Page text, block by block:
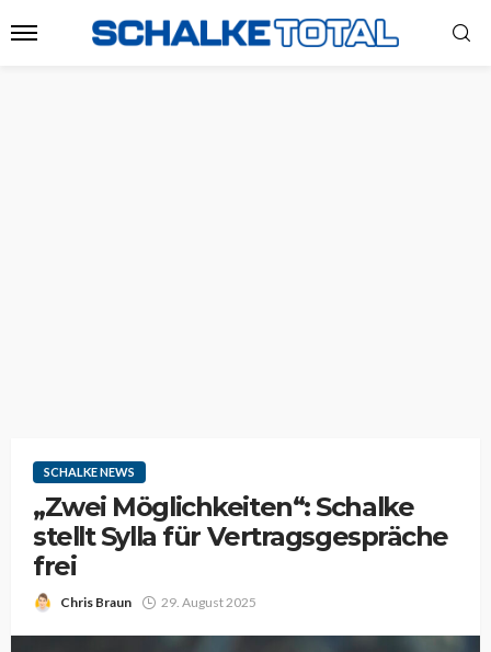
SCHALKE NEWS
„Zwei Möglichkeiten“: Schalke
stellt Sylla für Vertragsgespräche
frei
Chris Braun 29. August 2025